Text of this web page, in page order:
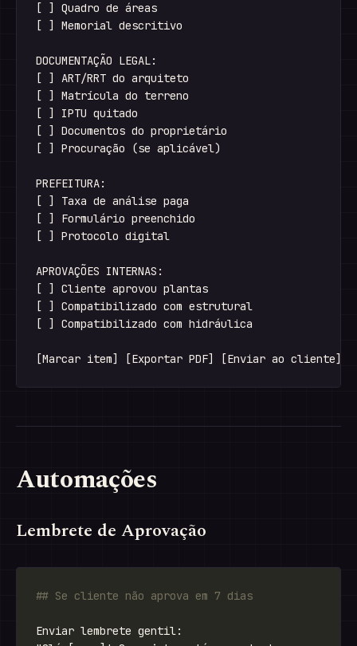
[ ] Quadro de áreas
[ ] Memorial descritivo
DOCUMENTAÇÃO LEGAL:
[ ] ART/RRT do arquiteto
[ ] Matrícula do terreno
[ ] IPTU quitado
[ ] Documentos do proprietário
[ ] Procuração (se aplicável)
PREFEITURA:
[ ] Taxa de análise paga
[ ] Formulário preenchido
[ ] Protocolo digital
APROVAÇÕES INTERNAS:
[ ] Cliente aprovou plantas
[ ] Compatibilizado com estrutural
[ ] Compatibilizado com hidráulica
Automações
Lembrete de Aprovação